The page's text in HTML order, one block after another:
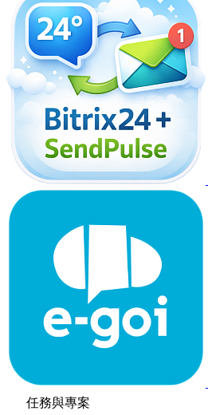
任務與專案